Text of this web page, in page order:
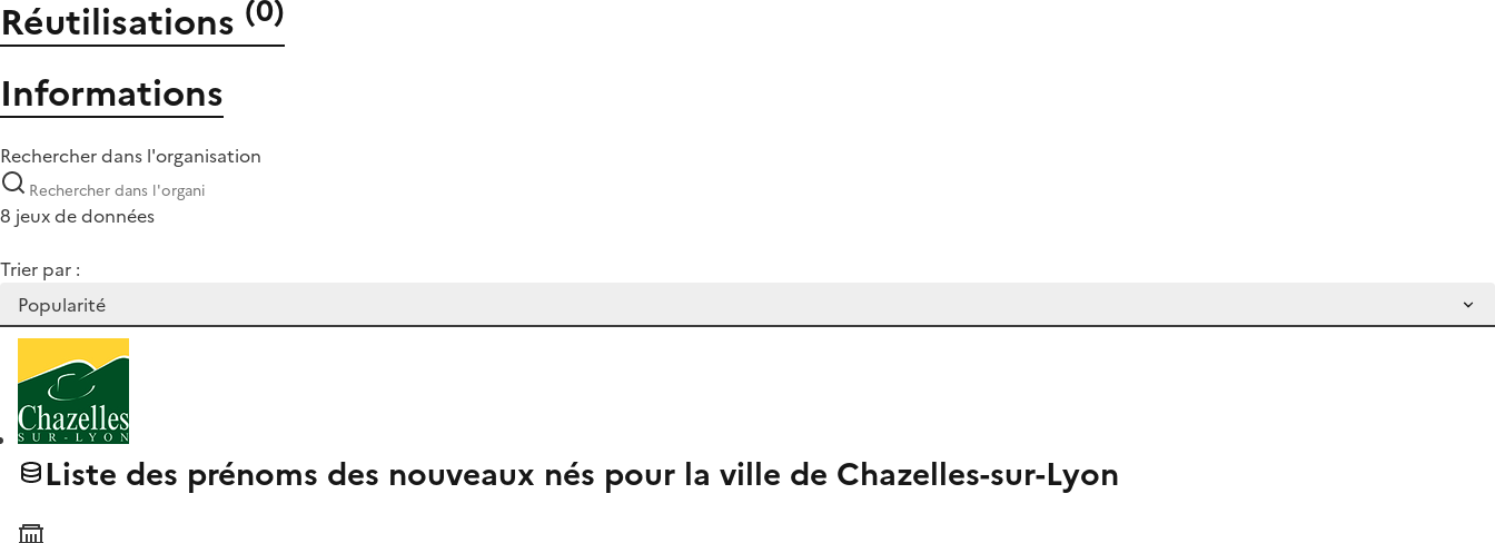
Réutilisations (0)
Informations
Rechercher dans l'organisation
8 jeux de données
Trier par :
Liste des prénoms des nouveaux nés pour la ville de Chazelles-sur-Lyon